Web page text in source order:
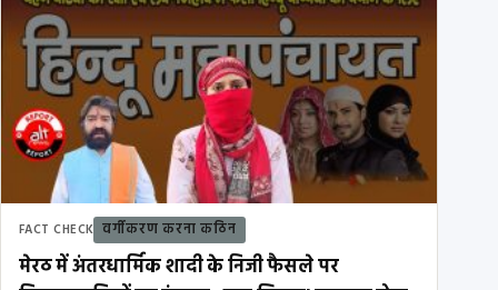
FACT CHECK वर्गीकरण करना कठिन
मेरठ में अंतरधार्मिक शादी के निजी फैसले पर